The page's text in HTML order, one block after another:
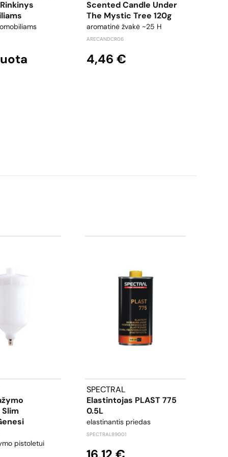
Rinkinys
Scented Candle Under
The Mystic Tree 120g
aromatinė žvakė ~25 H
ARECANDCR06
4,46 €
pistoletui
SPECTRAL
Elastintojas PLAST 775
0.5L
elastinantis priedas
SPECTRAL89001